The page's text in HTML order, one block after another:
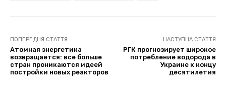
ПОПЕРЕДНЯ СТАТТЯ
Атомная энергетика
возвращается: все больше
стран проникаются идеей
постройки новых реакторов
НАСТУПНА СТАТТЯ
РГК прогнозирует широкое
потребление водорода в
Украине к концу
десятилетия